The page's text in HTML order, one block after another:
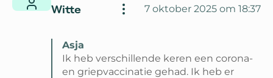
Witte 7 oktober 2025 om 18:37
Asja
Ik heb verschillende keren een corona-
en griepvaccinatie gehad. Ik heb er